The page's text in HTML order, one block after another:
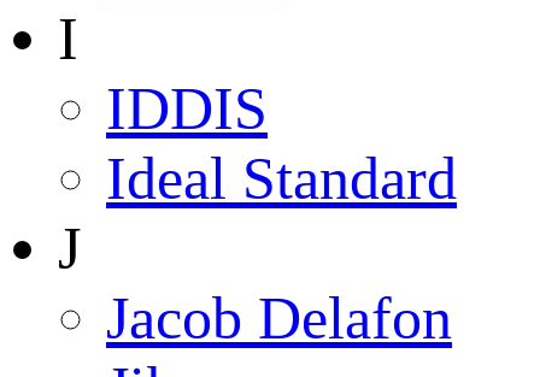
I
IDDIS
Ideal Standard
J
Jacob Delafon